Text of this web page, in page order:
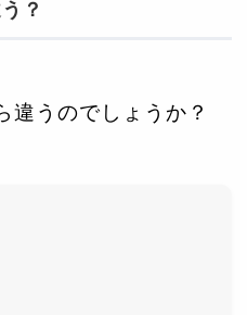
？
違うのでしょうか？